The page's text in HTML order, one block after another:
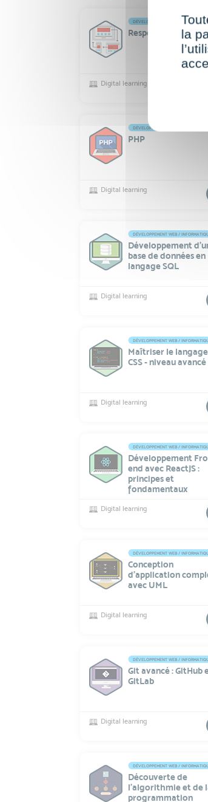
DÉVELOPPEMENT WEB /
Responsive Web
Digital learning
DÉVELOPPEMENT WEB /
PHP
Digital learning
DÉVELOPPEMENT WEB /
Développement
base de données en
langage SQL
Digital learning
DÉVELOPPEMENT WEB /
Maîtriser le langage
CSS - niveau avancé
Digital learning
DÉVELOPPEMENT WEB /
Développement
end avec ReactJS :
principes et
fondamentaux
Digital learning
DÉVELOPPEMENT WEB /
Conception
d’application
avec UML
Digital learning
DÉVELOPPEMENT WEB /
Git avancé : GitHub
GitLab
Digital learning
DÉVELOPPEMENT WEB /
Découverte de
l'algorithmie et de
programmation
la